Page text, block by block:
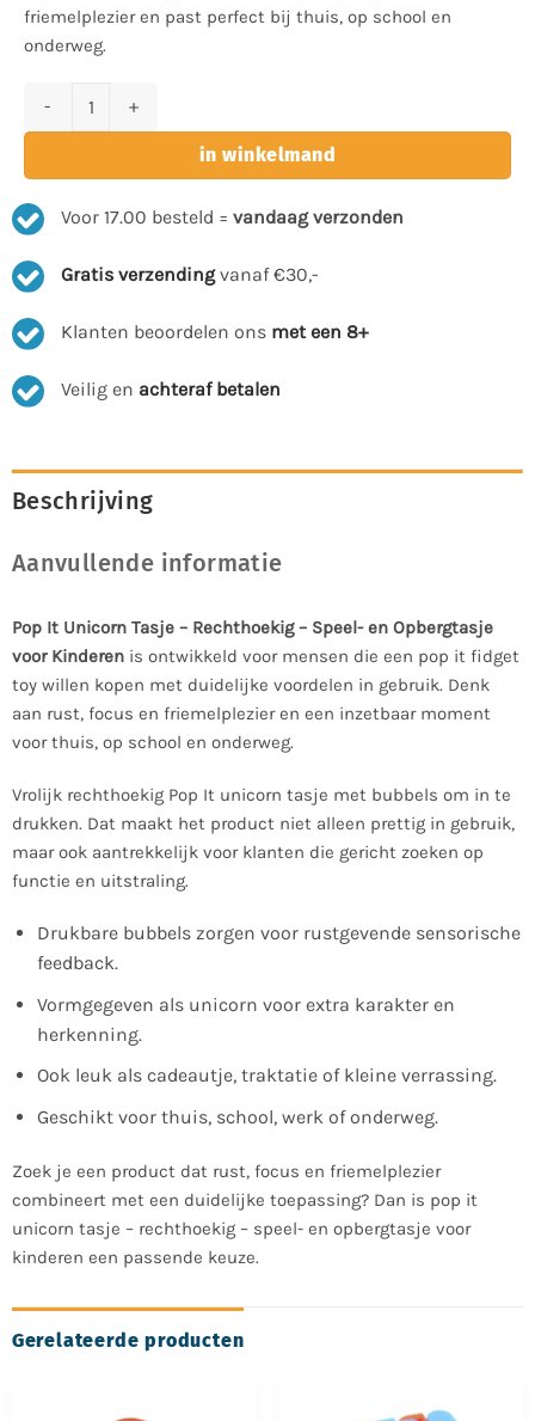
friemelplezier en past perfect bij thuis, op school en
onderweg.
in winkelmand
Voor 17.00 besteld = vandaag verzonden
Gratis verzendingvanaf €30,-
Klanten beoordelen ons met een 8+
Veilig en achteraf betalen
Beschrijving
Aanvullende informatie
Pop It Unicorn Tasje – Rechthoekig – Speel- en Opbergtasje
voor Kinderenis ontwikkeld voor mensen die een pop it fidget
toy willen kopen met duidelijke voordelen in gebruik. Denk
aan rust, focus en friemelplezier en een inzetbaar moment
voor thuis, op school en onderweg.
Vrolijk rechthoekig Pop It unicorn tasje met bubbels om in te
drukken. Dat maakt het product niet alleen prettig in gebruik,
maar ook aantrekkelijk voor klanten die gericht zoeken op
functie en uitstraling.
Drukbare bubbels zorgen voor rustgevende sensorische
feedback.
Vormgegeven als unicorn voor extra karakter en
herkenning.
Ook leuk als cadeautje, traktatie of kleine verrassing.
Geschikt voor thuis, school, werk of onderweg.
Zoek je een product dat rust, focus en friemelplezier
combineert met een duidelijke toepassing? Dan is pop it
unicorn tasje – rechthoekig – speel- en opbergtasje voor
kinderen een passende keuze.
Gerelateerde producten